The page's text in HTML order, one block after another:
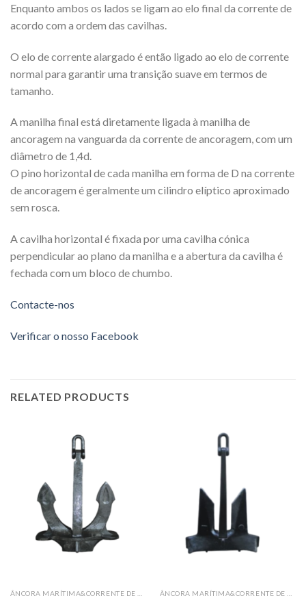
Enquanto ambos os lados se ligam ao elo final da corrente de
acordo com a ordem das cavilhas.
O elo de corrente alargado é então ligado ao elo de corrente
normal para garantir uma transição suave em termos de
tamanho.
A manilha final está diretamente ligada à manilha de
ancoragem na vanguarda da corrente de ancoragem, com um
diâmetro de 1,4d.
O pino horizontal de cada manilha em forma de D na corrente
de ancoragem é geralmente um cilindro elíptico aproximado
sem rosca.
A cavilha horizontal é fixada por uma cavilha cónica
perpendicular ao plano da manilha e a abertura da cavilha é
fechada com um bloco de chumbo.
Contacte-nos
Verificar o nosso Facebook
RELATED PRODUCTS